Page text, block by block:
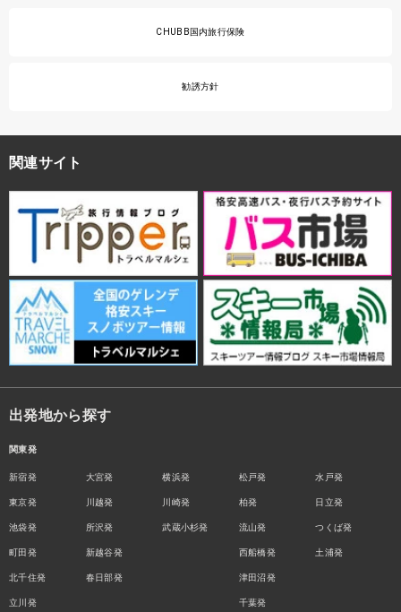
CHUBB国内旅行保険
勧誘方針
関連サイト
出発地から探す
関東発
新宿発
東京発
池袋発
町田発
北千住発
立川発
大宮発
川越発
所沢発
新越谷発
春日部発
横浜発
川崎発
武蔵小杉発
松戸発
柏発
流山発
西船橋発
津田沼発
千葉発
水戸発
日立発
つくば発
土浦発